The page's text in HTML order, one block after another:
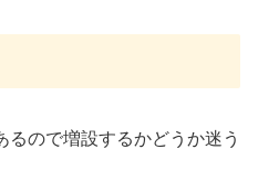
るので増設するかどうか迷う